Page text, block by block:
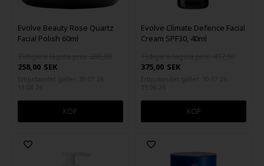
Evolve Beauty Rose Quartz
Facial Polish 60ml
258,00 SEK
Evolve Climate Defence Facial
Cream SPF30, 40ml
375,00 SEK